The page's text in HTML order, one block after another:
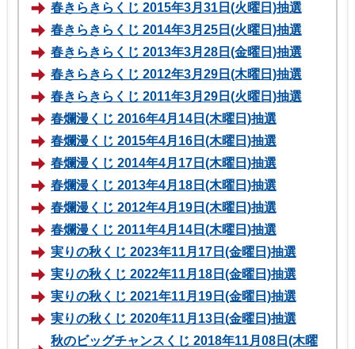
春きらきらくじ 2015年3月31日(火曜日)抽選
春きらきらくじ 2014年3月25日(火曜日)抽選
春きらきらくじ 2013年3月28日(金曜日)抽選
春きらきらくじ 2012年3月29日(木曜日)抽選
春きらきらくじ 2011年3月29日(火曜日)抽選
春爛漫くじ 2016年4月14日(木曜日)抽選
春爛漫くじ 2015年4月16日(木曜日)抽選
春爛漫くじ 2014年4月17日(木曜日)抽選
春爛漫くじ 2013年4月18日(木曜日)抽選
春爛漫くじ 2012年4月19日(木曜日)抽選
春爛漫くじ 2011年4月14日(木曜日)抽選
実りの秋くじ 2023年11月17日(金曜日)抽選
実りの秋くじ 2022年11月18日(金曜日)抽選
実りの秋くじ 2021年11月19日(金曜日)抽選
実りの秋くじ 2020年11月13日(金曜日)抽選
秋のビッグチャンスくじ 2018年11月08日(木曜